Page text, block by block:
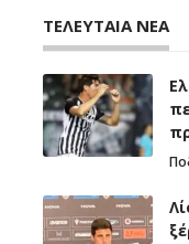
ΤΕΛΕΥΤΑΙΑ ΝΕΑ